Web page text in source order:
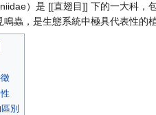
）是 [[直翅目]] 下的一大科，
蟲，是生態系統中極具代表性的
別